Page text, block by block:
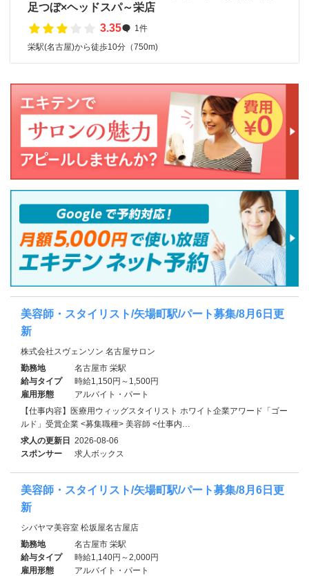
足つぼ×ヘッドスパ～栄店
3.35
1件
栄駅(名古屋)から徒歩10分（750m)
美容師・スタイリスト/矢場町駅/パート募集/8月6日更
新
株式会社スヴェンソン 名古屋サロン
勤務地
名古屋市 栄駅
給与タイプ
時給1,150円～1,500円
雇用形態
アルバイト・パート
【仕事内容】医療用ウィッグスタイリスト ホワイト企業アワード「ゴー
ルド」受賞企業 <募集職種> 美容師 <仕事内…
求人の更新日 2026-08-06
スポンサー
求人ボックス
美容師・スタイリスト/矢場町駅/パート募集/8月6日更
新
シバヤマ美容室 松坂屋名古屋店
勤務地
名古屋市 栄駅
給与タイプ
時給1,140円～2,000円
雇用形態
アルバイト・パート